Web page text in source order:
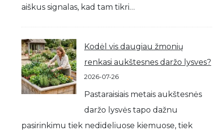
aiškus signalas, kad tam tikri…
Kodėl vis daugiau žmonių
renkasi aukštesnes daržo lysves?
2026-07-26
Pastaraisiais metais aukštesnės
daržo lysvės tapo dažnu
pasirinkimu tiek nedideliuose kiemuose, tiek